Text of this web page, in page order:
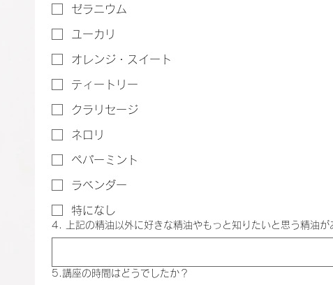
ゼラニウム
ユーカリ
オレンジ・スイート
ティートリー
クラリセージ
ネロリ
ペパーミント
ラベンダー
特になし
4. 上記の精油以外に好きな精油やもっと知りたいと思う精油が
5.講座の時間はどうでしたか？